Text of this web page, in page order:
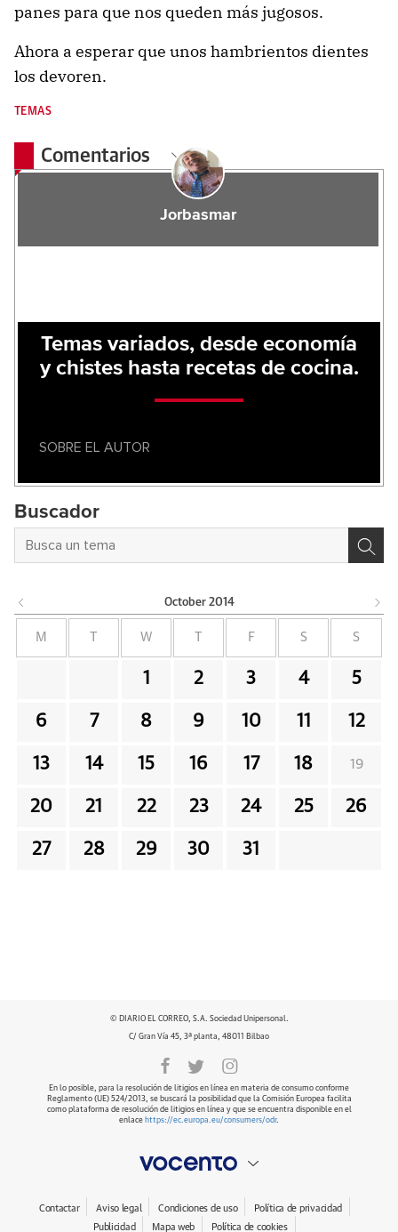
panes para que nos queden más jugosos.
Ahora a esperar que unos hambrientos dientes
los devoren.
TEMAS
Comentarios
Jorbasmar
Temas variados, desde economía
y chistes hasta recetas de cocina.
SOBRE EL AUTOR
Buscador
October 2014
M T W T F S S
1 2 3 4 5
6 7 8 9 10 11 12
13 14 15 16 17 18 19
20 21 22 23 24 25 26
27 28 29 30 31
© DIARIO EL CORREO, S.A. Sociedad Unipersonal.
C/ Gran Vía 45, 3ª planta, 48011 Bilbao
En lo posible, para la resolución de litigios en línea en materia de consumo conforme
Reglamento (UE) 524/2013, se buscará la posibilidad que la Comisión Europea facilita
como plataforma de resolución de litigios en línea y que se encuentra disponible en el
enlace https://ec.europa.eu/consumers/odr.
Contactar Aviso legal Condiciones de uso
Política de privacidad
Publicidad
Mapa web Política de cookies